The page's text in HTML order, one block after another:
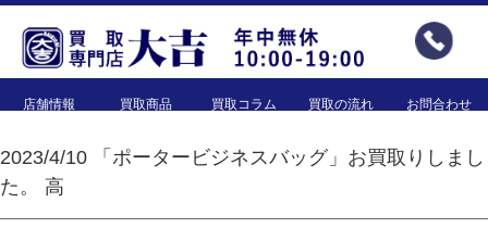
店舗情報 買取商品 買取コラム 買取の流れ お問合わせ
2023/4/10 「ポータービジネスバッグ」お買取りしまし
た。 高